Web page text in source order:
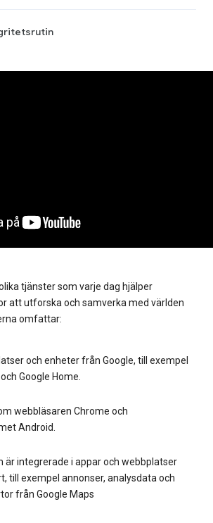
tjänster som varje dag hjälper
att utforska och samverka med världen
omfattar:
och enheter från Google, till exempel
Google Home.
webbläsaren Chrome och
Android.
är integrerade i appar och webbplatser
till exempel annonser, analysdata och
från Google Maps